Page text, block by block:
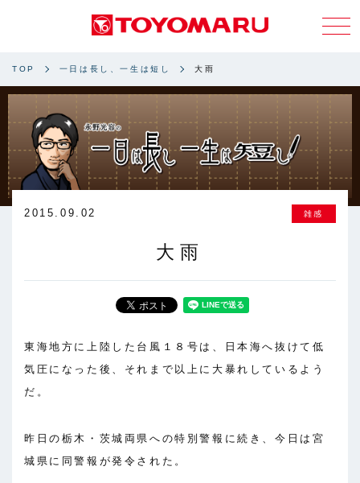
TOP 一日は長し、一生は短し 大雨
2015.09.02 雑感
大雨
東海地方に上陸した台風１８号は、日本海へ抜けて低
気圧になった後、それまで以上に大暴れしているよう
だ。
昨日の栃木・茨城両県への特別警報に続き、今日は宮
城県に同警報が発令された。